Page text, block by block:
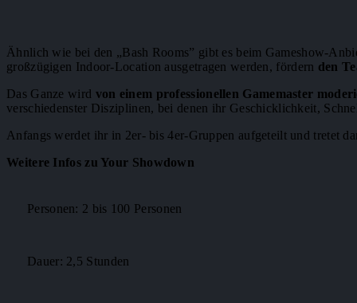
Ähnlich wie bei den „Bash Rooms” gibt es beim Gameshow-
großzügigen Indoor-Location ausgetragen werden, fördern den
Das Ganze wird von einem professionellen Gamemaster
verschiedenster Disziplinen, bei denen ihr Geschicklichkeit,
Anfangs werdet ihr in 2er- bis 4er-Gruppen aufgeteilt und tretet
Weitere Infos zu Your Showdown
Personen: 2 bis 100 Personen
Dauer: 2,5 Stunden